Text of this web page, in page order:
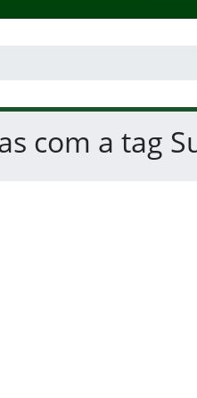
com a tag